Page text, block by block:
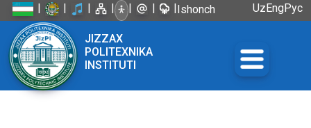
| | | | | | |Ishonch
UzEngРус
JIZZAX
POLITEXNIKA
INSTITUTI